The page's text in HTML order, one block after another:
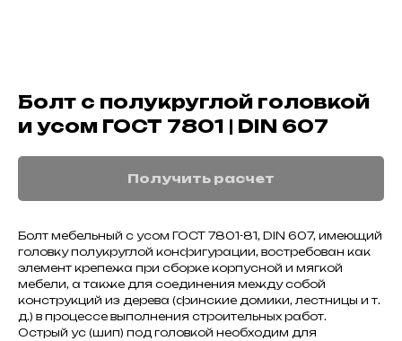
Болт с полукруглой головкой
и усом ГОСТ 7801 | DIN 607
Получить расчет
Болт мебельный с усом ГОСТ 7801-81, DIN 607, имеющий
головку полукруглой конфигурации, востребован как
элемент крепежа при сборке корпусной и мягкой
мебели, а также для соединения между собой
конструкций из дерева (финские домики, лестницы и т.
д.) в процессе выполнения строительных работ.
Острый ус (шип) под головкой необходим для